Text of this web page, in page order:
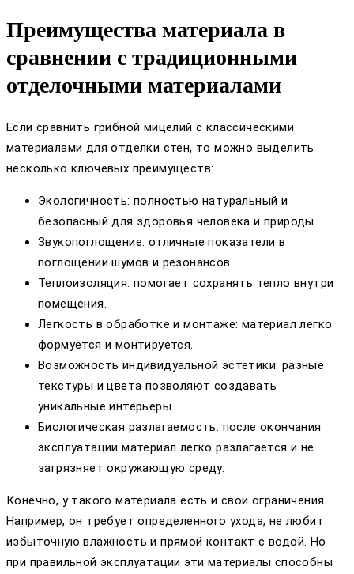
Преимущества материала в
сравнении с традиционными
отделочными материалами
Если сравнить грибной мицелий с классическими
материалами для отделки стен, то можно выделить
несколько ключевых преимуществ:
Экологичность: полностью натуральный и
безопасный для здоровья человека и природы.
Звукопоглощение: отличные показатели в
поглощении шумов и резонансов.
Теплоизоляция: помогает сохранять тепло внутри
помещения.
Легкость в обработке и монтаже: материал легко
формуется и монтируется.
Возможность индивидуальной эстетики: разные
текстуры и цвета позволяют создавать
уникальные интерьеры.
Биологическая разлагаемость: после окончания
эксплуатации материал легко разлагается и не
загрязняет окружающую среду.
Конечно, у такого материала есть и свои ограничения.
Например, он требует определенного ухода, не любит
избыточную влажность и прямой контакт с водой. Но
при правильной эксплуатации эти материалы способны